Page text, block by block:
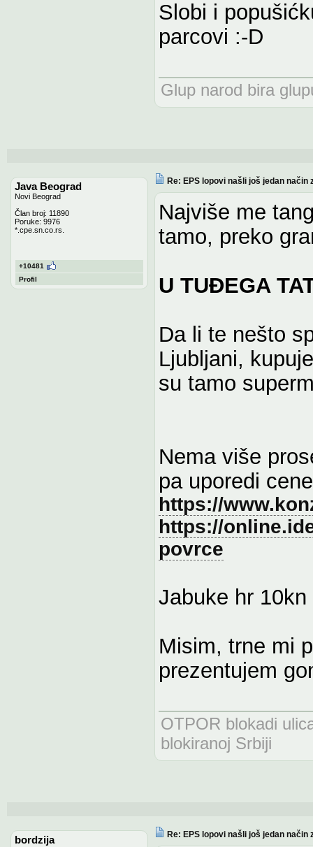
Slobi i
parcovi :-D
Glup narod bira
Java Beograd
Novi Beograd
Član broj: 11890
Poruke: 9976
*.cpe.sn.co.rs.
+10481
Profil
Re: EPS lopovi našli još jedan način
Najviše me
tamo, preko
U TUĐEGA
Da li te nešto
Ljubljani,
su tamo
Nema više
pa uporedi cene
https://
https://
povrce
Jabuke hr
Misim, trne mi
prezentujem
OTPOR blokadi
blokiranoj Srbiji
bordzija
Re: EPS lopovi našli još jedan način